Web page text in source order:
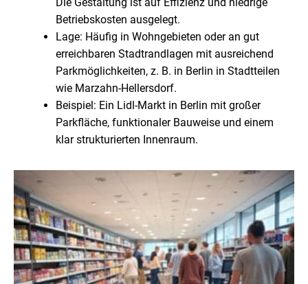
Die Gestaltung ist auf Effizienz und niedrige
Betriebskosten ausgelegt.
Lage: Häufig in Wohngebieten oder an gut
erreichbaren Stadtrandlagen mit ausreichend
Parkmöglichkeiten, z. B. in Berlin in Stadtteilen
wie Marzahn-Hellersdorf.
Beispiel: Ein Lidl-Markt in Berlin mit großer
Parkfläche, funktionaler Bauweise und einem
klar strukturierten Innenraum.